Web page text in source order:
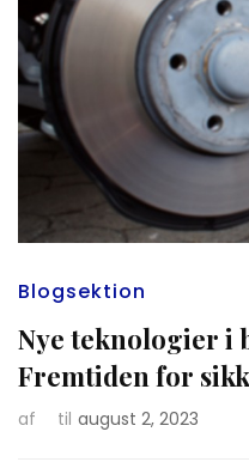
Blogsektion
Nye teknologier i
Fremtiden for
af til august 2, 2023